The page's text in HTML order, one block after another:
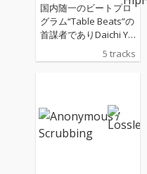
国内随一のビートプロ
グラム“Table Beats”の
首謀者でありDaichi Ya
mamotoのライブDJも
務めるPhennnel Kolia
年の創作活動の新たな
更新が記録された全5
曲、Pentagraph。HIP
5 tracks